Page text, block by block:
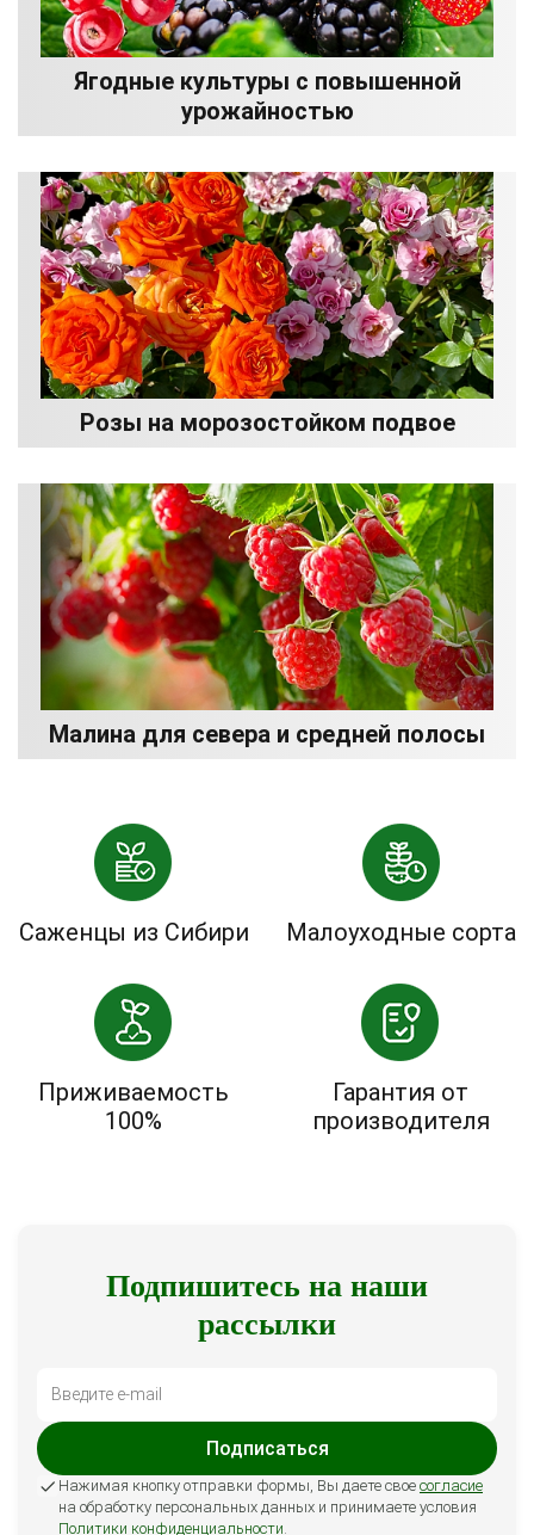
Ягодные культуры с повышенной
урожайностью
Розы на морозостойком подвое
Малина для севера и средней полосы
Саженцы из Сибири Малоуходные сорта
Приживаемость
100%
Гарантия от
производителя
Подпишитесь на наши
рассылки
Подписаться
Нажимая кнопку отправки формы, Вы даете свое согласие
на обработку персональных данных и принимаете условия
Политики конфиденциальности.